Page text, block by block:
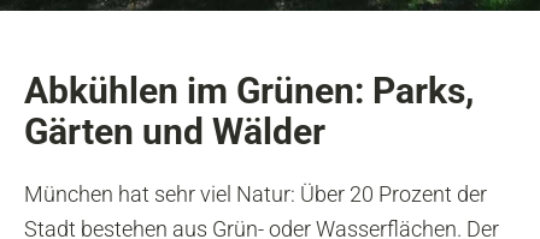
Abkühlen im Grünen: Parks,
Gärten und Wälder
München hat sehr viel Natur: Über 20 Prozent der
Stadt bestehen aus Grün- oder Wasserflächen. Der